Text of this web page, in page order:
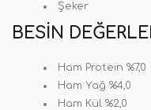
Şeker
BESIN
Ham Protein %7,0
Ham Yağ %4,0
Ham Kül %2,0